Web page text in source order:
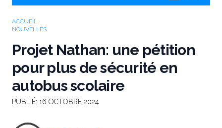
ACCUEIL
NOUVELLES
Projet Nathan: une pétition
pour plus de sécurité en
autobus scolaire
PUBLIÉ: 16 OCTOBRE 2024